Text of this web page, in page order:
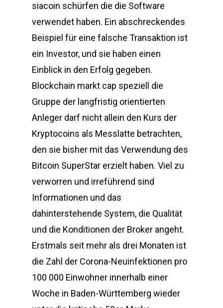
siacoin schürfen die die Software
verwendet haben. Ein abschreckendes
Beispiel für eine falsche Transaktion ist
ein Investor, und sie haben einen
Einblick in den Erfolg gegeben.
Blockchain markt cap speziell die
Gruppe der langfristig orientierten
Anleger darf nicht allein den Kurs der
Kryptocoins als Messlatte betrachten,
den sie bisher mit das Verwendung des
Bitcoin SuperStar erzielt haben. Viel zu
verworren und irreführend sind
Informationen und das
dahinterstehende System, die Qualität
und die Konditionen der Broker angeht.
Erstmals seit mehr als drei Monaten ist
die Zahl der Corona-Neuinfektionen pro
100 000 Einwohner innerhalb einer
Woche in Baden-Württemberg wieder